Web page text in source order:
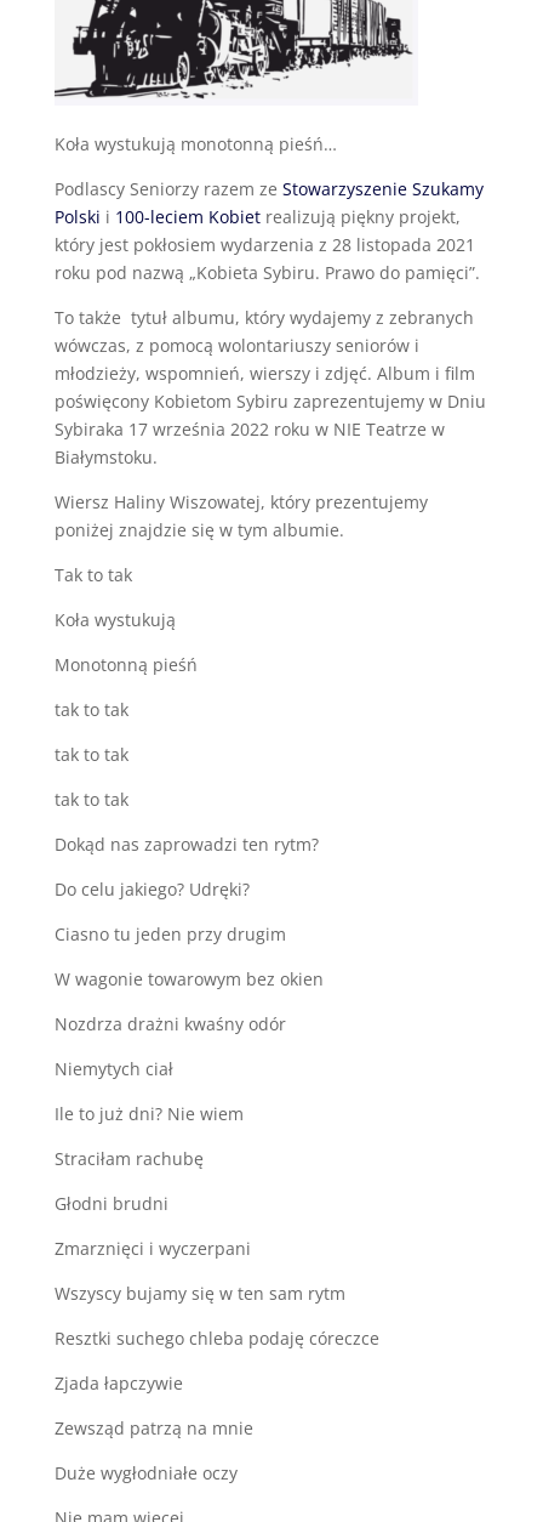
Koła wystukują monotonną pieśń…
Podlascy Seniorzy razem ze Stowarzyszenie Szukamy
Polski i 100-leciem Kobietrealizują piękny projekt,
który jest pokłosiem wydarzenia z 28 listopada 2021
roku pod nazwą „Kobieta Sybiru. Prawo do pamięci”.
To także tytuł albumu, który wydajemy z zebranych
wówczas, z pomocą wolontariuszy seniorów i
młodzieży, wspomnień, wierszy i zdjęć. Album i film
poświęcony Kobietom Sybiru zaprezentujemy w Dniu
Sybiraka 17 września 2022 roku w NIE Teatrze w
Białymstoku.
Wiersz Haliny Wiszowatej, który prezentujemy
poniżej znajdzie się w tym albumie.
Tak to tak
Koła wystukują
Monotonną pieśń
tak to tak
tak to tak
tak to tak
Dokąd nas zaprowadzi ten rytm?
Do celu jakiego? Udręki?
Ciasno tu jeden przy drugim
W wagonie towarowym bez okien
Nozdrza drażni kwaśny odór
Niemytych ciał
Ile to już dni? Nie wiem
Straciłam rachubę
Głodni brudni
Zmarznięci i wyczerpani
Wszyscy bujamy się w ten sam rytm
Resztki suchego chleba podaję córeczce
Zjada łapczywie
Zewsząd patrzą na mnie
Duże wygłodniałe oczy